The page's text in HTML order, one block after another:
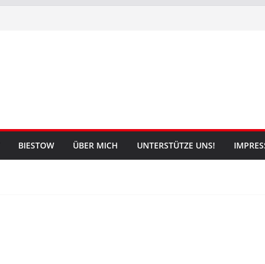
BIESTOW ÜBER MICH UNTERSTÜTZE UNS!